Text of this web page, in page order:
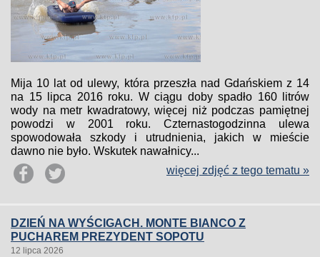
Mija 10 lat od ulewy, która przeszła nad Gdańskiem z 14
na 15 lipca 2016 roku. W ciągu doby spadło 160 litrów
wody na metr kwadratowy, więcej niż podczas pamiętnej
powodzi w 2001 roku. Czternastogodzinna ulewa
spowodowała szkody i utrudnienia, jakich w mieście
dawno nie było. Wskutek nawałnicy...
więcej zdjęć z tego tematu »
DZIEŃ NA WYŚCIGACH. MONTE BIANCO Z
PUCHAREM PREZYDENT SOPOTU
12 lipca 2026